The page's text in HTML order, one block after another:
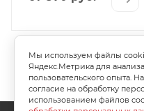
Мы используем файлы
Яндекс.Метрика для
пользовательского опыта.
согласие на обработку
использованием файлов